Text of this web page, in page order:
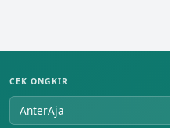
CEK ONGKIR
AnterAja